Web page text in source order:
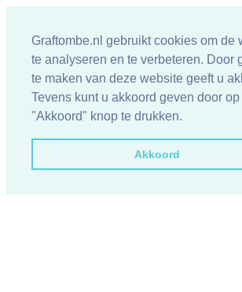
Graftombe.nl gebruikt cookies om de
te analyseren en te verbeteren. Door
te maken van deze website geeft u
Tevens kunt u akkoord geven door
"Akkoord" knop te drukken.
Akkoord